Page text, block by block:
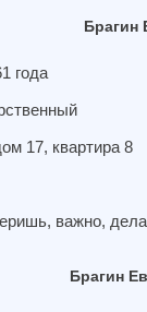
Брагин
года
17, квартира 8
важно,
Брагин